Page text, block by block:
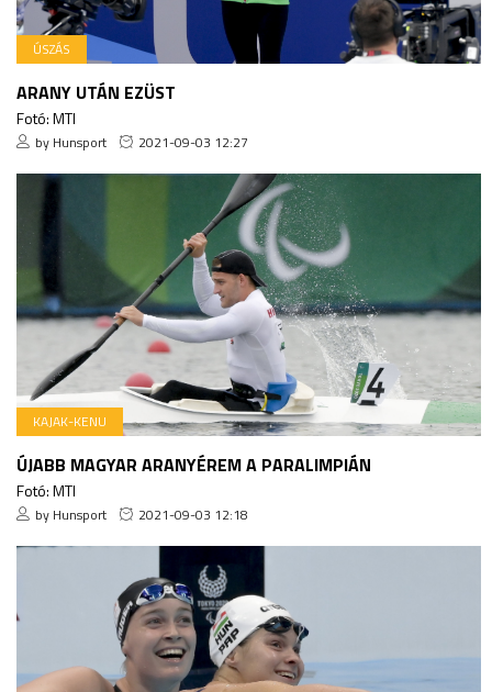
ÚSZÁS
ARANY UTÁN EZÜST
Fotó: MTI
by Hunsport 2021-09-03 12:27
KAJAK-KENU
ÚJABB MAGYAR ARANYÉREM A PARALIMPIÁN
Fotó: MTI
by Hunsport 2021-09-03 12:18